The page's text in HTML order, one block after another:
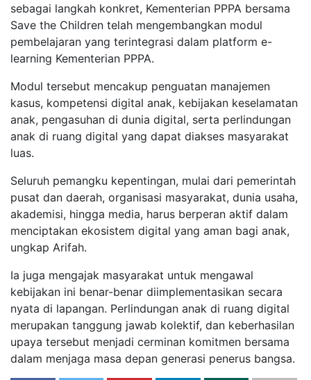
sebagai langkah konkret, Kementerian PPPA bersama
Save the Children telah mengembangkan modul
pembelajaran yang terintegrasi dalam platform e-
learning Kementerian PPPA.
Modul tersebut mencakup penguatan manajemen
kasus, kompetensi digital anak, kebijakan keselamatan
anak, pengasuhan di dunia digital, serta perlindungan
anak di ruang digital yang dapat diakses masyarakat
luas.
Seluruh pemangku kepentingan, mulai dari pemerintah
pusat dan daerah, organisasi masyarakat, dunia usaha,
akademisi, hingga media, harus berperan aktif dalam
menciptakan ekosistem digital yang aman bagi anak,
ungkap Arifah.
Ia juga mengajak masyarakat untuk mengawal
kebijakan ini benar-benar diimplementasikan secara
nyata di lapangan. Perlindungan anak di ruang digital
merupakan tanggung jawab kolektif, dan keberhasilan
upaya tersebut menjadi cerminan komitmen bersama
dalam menjaga masa depan generasi penerus bangsa.